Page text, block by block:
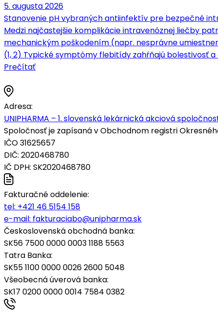
5. augusta 2026
Stanovenie pH vybraných antiinfektív pre bezpečné
Medzi najčastejšie komplikácie intravenóznej liečby
mechanickým poškodením (napr. nesprávne
(1, 2) Typické symptómy flebitídy zahŕňajú bolestivosť
Prečítať
Adresa:
UNIPHARMA – 1. slovenská lekárnická akciová
Spoločnosť je zapísaná v Obchodnom registri
IČO 31625657
DIČ: 2020468780
IČ DPH: SK2020468780
Fakturačné oddelenie:
tel: +421 46 5154 158
e-mail: fakturaciabo@unipharma.sk
Československá obchodná banka:
SK56 7500 0000 0003 1188 5563
Tatra Banka:
SK55 1100 0000 0026 2600 5048
Všeobecná úverová banka:
SK17 0200 0000 0014 7584 0382